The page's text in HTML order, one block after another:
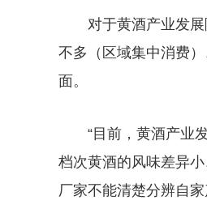
对于黄酒产业发
不多（区域集中消费
面。
“目前，黄酒产业
档次黄酒的风味差异
厂家不能清楚分辨自